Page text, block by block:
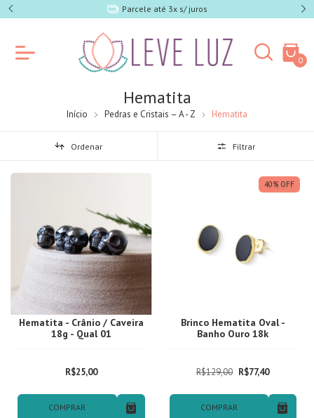
5% off no PIX
0
Hematita
Início Pedras e Cristais – A - Z Hematita
Ordenar Filtrar
Hematita - Crânio / Caveira
18g - Qual 01
R$25,00
COMPRAR
40% OFF
Brinco Hematita Oval -
Banho Ouro 18k
R$129,00 R$77,40
COMPRAR